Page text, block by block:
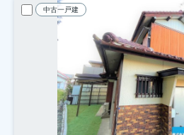
中古一戸建